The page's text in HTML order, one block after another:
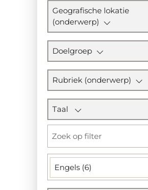
Geografische lokatie
(onderwerp)
Doelgroep
Rubriek (onderwerp)
Taal
Engels (6)